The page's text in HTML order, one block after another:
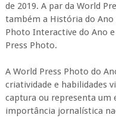
de 2019. A par da World
também a História do Ano
Photo Interactive do Ano
Press Photo.
A World Press Photo do
criatividade e habilidades
captura ou representa um
importância jornalística